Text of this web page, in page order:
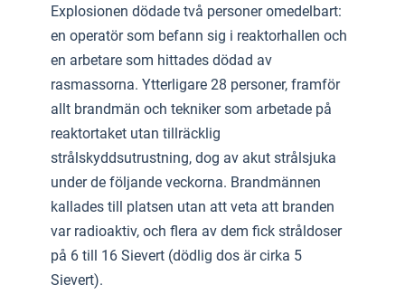
Explosionen dödade två personer omedelbart:
en operatör som befann sig i reaktorhallen och
en arbetare som hittades dödad av
rasmassorna. Ytterligare 28 personer, framför
allt brandmän och tekniker som arbetade på
reaktortaket utan tillräcklig
strålskyddsutrustning, dog av akut strålsjuka
under de följande veckorna. Brandmännen
kallades till platsen utan att veta att branden
var radioaktiv, och flera av dem fick stråldoser
på 6 till 16 Sievert (dödlig dos är cirka 5
Sievert).